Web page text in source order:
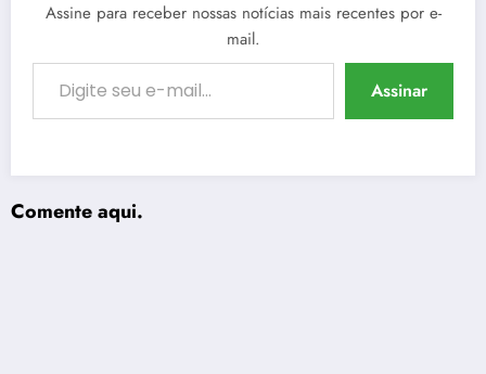
Assine para receber nossas notícias mais recentes por e-
mail.
Digite seu e-mail…
Assinar
Comente aqui.